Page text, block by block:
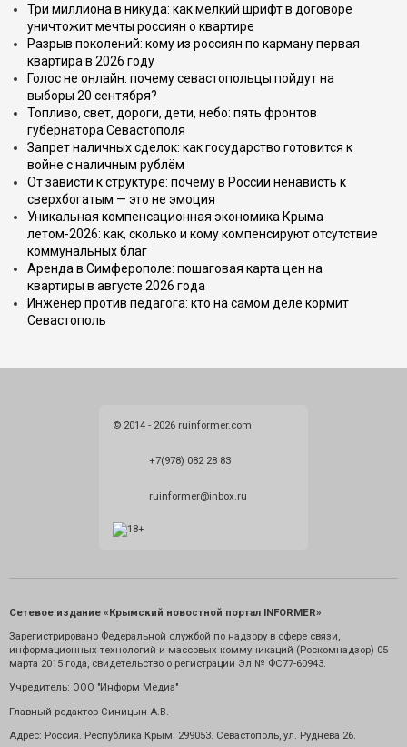
Три миллиона в никуда: как мелкий шрифт в договоре
уничтожит мечты россиян о квартире
Разрыв поколений: кому из россиян по карману первая
квартира в 2026 году
Голос не онлайн: почему севастопольцы пойдут на
выборы 20 сентября?
Топливо, свет, дороги, дети, небо: пять фронтов
губернатора Севастополя
Запрет наличных сделок: как государство готовится к
войне с наличным рублём
От зависти к структуре: почему в России ненависть к
сверхбогатым — это не эмоция
Уникальная компенсационная экономика Крыма
летом-2026: как, сколько и кому компенсируют отсутствие
коммунальных благ
Аренда в Симферополе: пошаговая карта цен на
квартиры в августе 2026 года
Инженер против педагога: кто на самом деле кормит
Севастополь
© 2014 - 2026 ruinformer.com
+7(978) 082 28 83
ruinformer@inbox.ru
Сетевое издание «Крымский новостной портал INFORMER»
Зарегистрировано Федеральной службой по надзору в сфере связи,
информационных технологий и массовых коммуникаций (Роскомнадзор) 05
марта 2015 года, свидетельство о регистрации Эл № ФС77-60943.
Учредитель: ООО "Информ Медиа"
Главный редактор Синицын А.В.
Адрес: Россия. Республика Крым. 299053. Севастополь, ул. Руднева 26.